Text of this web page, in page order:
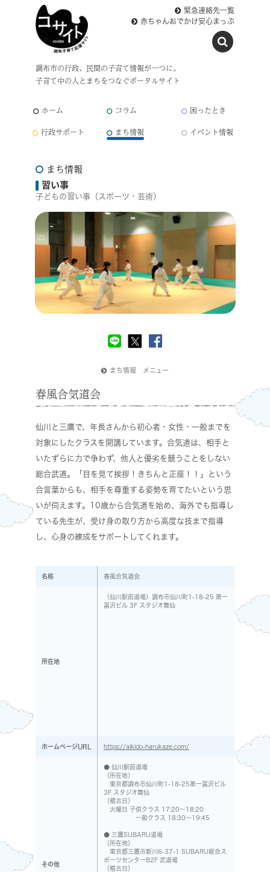
調布市の行政、民間の子育て情報が一つに。
子育て中の人とまちをつなぐポータルサイト
緊急連絡先一覧
赤ちゃんおでかけ安心まっぷ
ホーム コラム
困ったとき
行政サポート
まち情報 イベント情報
まち情報
習い事
子どもの習い事（スポーツ・芸術）
まち情報 メニュー
春風合気道会
仙川と三鷹で、年長さんから初心者・女性・一般までを
対象にしたクラスを開講しています。合気道は、相手と
いたずらに力で争わず、他人と優劣を競うことをしない
総合武道。「目を見て挨拶！きちんと正座！！」という
合言葉からも、相手を尊重する姿勢を育てたいという思
いが伺えます。10歳から合気道を始め、海外でも指導し
ている先生が、受け身の取り方から高度な技まで指導
し、心身の練成をサポートしてくれます。
名称 春風合気道会
所在地
（仙川駅前道場）調布市仙川町1-18-25 第一
富沢ビル 3F スタジオ舞仙
ホームページURL https://aikido-harukaze.com/
その他
● 仙川駅前道場
（所在地）
東京都調布市仙川町1-18-25第一富沢ビル
3F スタジオ舞仙
（稽古日）
火曜日 子供クラス 17:20～18:20
一般クラス 18:30～19:45
● 三鷹SUBARU道場
（所在地）
東京都三鷹市新川6-37-1 SUBARU総合ス
ポーツセンターB2F 武道場
（稽古日）